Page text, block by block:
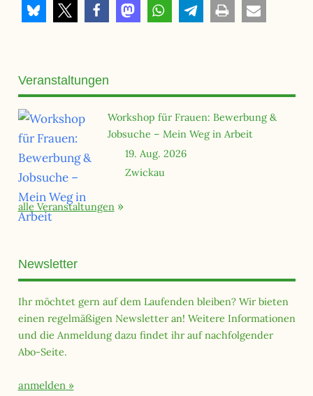
Veranstaltungen
Workshop für Frauen: Bewerbung &
Jobsuche – Mein Weg in Arbeit
19. Aug. 2026
Zwickau
alle Veranstaltungen
Newsletter
Ihr möchtet gern auf dem Laufenden bleiben? Wir bieten
einen regelmäßigen Newsletter an! Weitere Informationen
und die Anmeldung dazu findet ihr auf nachfolgender
Abo-Seite.
anmelden